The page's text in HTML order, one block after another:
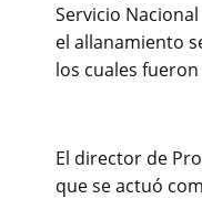
Servicio
el allanamiento
los cuales
El director de
que se actuó